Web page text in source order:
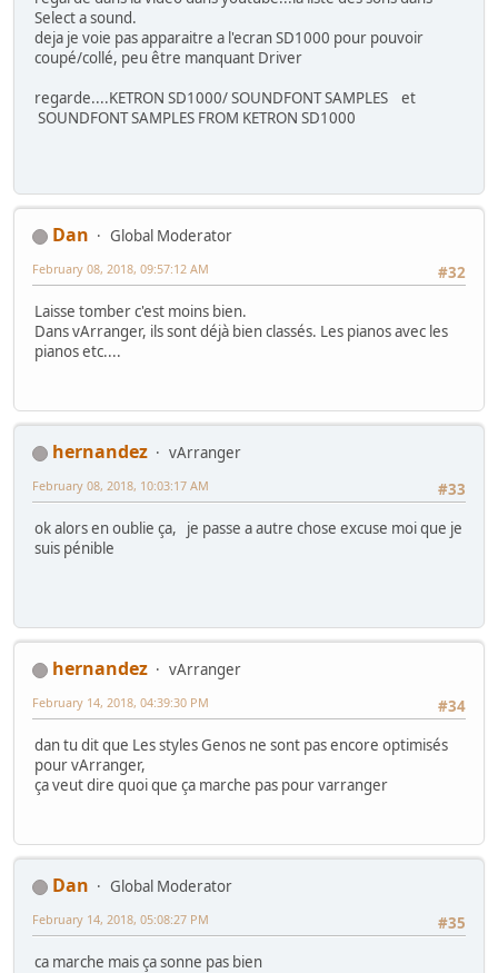
Select a sound.
deja je voie pas apparaitre a l'ecran SD1000 pour pouvoir
coupé/collé, peu être manquant Driver
regarde....KETRON SD1000/ SOUNDFONT SAMPLES et
SOUNDFONT SAMPLES FROM KETRON SD1000
Dan
Global Moderator
#32
February 08, 2018, 09:57:12 AM
Laisse tomber c'est moins bien.
Dans vArranger, ils sont déjà bien classés. Les pianos avec les
pianos etc....
hernandez
vArranger
#33
February 08, 2018, 10:03:17 AM
ok alors en oublie ça, je passe a autre chose excuse moi que je
suis pénible
hernandez
vArranger
#34
February 14, 2018, 04:39:30 PM
dan tu dit que Les styles Genos ne sont pas encore optimisés
pour vArranger,
ça veut dire quoi que ça marche pas pour varranger
Dan
Global Moderator
#35
February 14, 2018, 05:08:27 PM
ca marche mais ça sonne pas bien